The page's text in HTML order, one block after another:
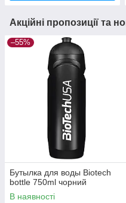
Акційні пропозиції та
–55%
Бутылка для воды Biotech
bottle 750ml чорний
В наявності